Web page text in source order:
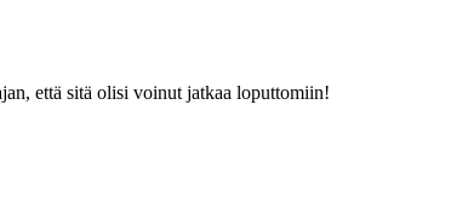
että sitä olisi voinut jatkaa loputtomiin!